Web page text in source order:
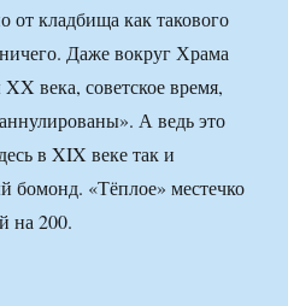
от кладбища как такового
Даже вокруг Храма
века, советское время,
А ведь это
в XIX веке так и
бомонд. «Тёплое» местечко
на 200.